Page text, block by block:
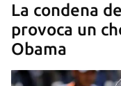
La condena
provoca un
Obama